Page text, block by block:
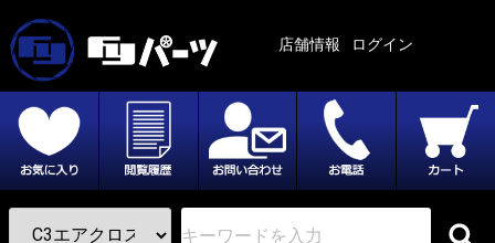
店舗情報 ログイン